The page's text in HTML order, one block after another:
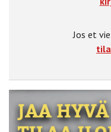
Jos et